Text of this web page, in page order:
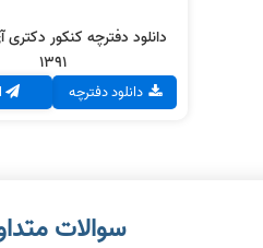
دانلود دفترچه کنکور
1391
دانلود دفترچه